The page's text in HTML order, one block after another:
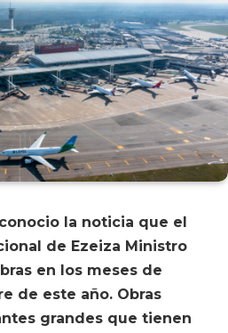
la noticia que el
de Ezeiza Ministro
en los meses de
de este año. Obras
grandes que tienen